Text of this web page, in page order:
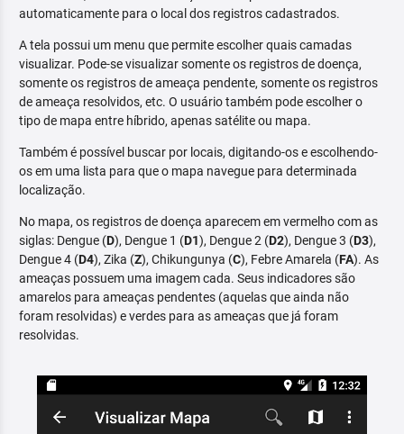
automaticamente para o local dos registros cadastrados.
A tela possui um menu que permite escolher quais camadas
visualizar. Pode-se visualizar somente os registros de doença,
somente os registros de ameaça pendente, somente os registros
de ameaça resolvidos, etc. O usuário também pode escolher o
tipo de mapa entre híbrido, apenas satélite ou mapa.
Também é possível buscar por locais, digitando-os e escolhendo-
os em uma lista para que o mapa navegue para determinada
localização.
No mapa, os registros de doença aparecem em vermelho com as
siglas: Dengue (D), Dengue 1 (D1), Dengue 2 (D2), Dengue 3 (D3),
Dengue 4 (D4), Zika (Z), Chikungunya (C), Febre Amarela (FA). As
ameaças possuem uma imagem cada. Seus indicadores são
amarelos para ameaças pendentes (aquelas que ainda não
foram resolvidas) e verdes para as ameaças que já foram
resolvidas.